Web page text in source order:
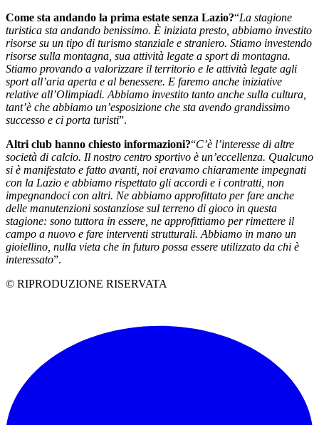
Come sta andando la prima estate senza Lazio?“La stagione
turistica sta andando benissimo. È iniziata presto, abbiamo investito
risorse su un tipo di turismo stanziale e straniero. Stiamo investendo
risorse sulla montagna, sua attività legate a sport di montagna.
Stiamo provando a valorizzare il territorio e le attività legate agli
sport all’aria aperta e al benessere. E faremo anche iniziative
relative all’Olimpiadi. Abbiamo investito tanto anche sulla cultura,
tant’è che abbiamo un’esposizione che sta avendo grandissimo
successo e ci porta turisti”.
Altri club hanno chiesto informazioni?“C’è l’interesse di altre
società di calcio. Il nostro centro sportivo è un’eccellenza. Qualcuno
si è manifestato e fatto avanti, noi eravamo chiaramente impegnati
con la Lazio e abbiamo rispettato gli accordi e i contratti, non
impegnandoci con altri. Ne abbiamo approfittato per fare anche
delle manutenzioni sostanziose sul terreno di gioco in questa
stagione: sono tuttora in essere, ne approfittiamo per rimettere il
campo a nuovo e fare interventi strutturali. Abbiamo in mano un
gioiellino, nulla vieta che in futuro possa essere utilizzato da chi è
interessato”.
© RIPRODUZIONE RISERVATA